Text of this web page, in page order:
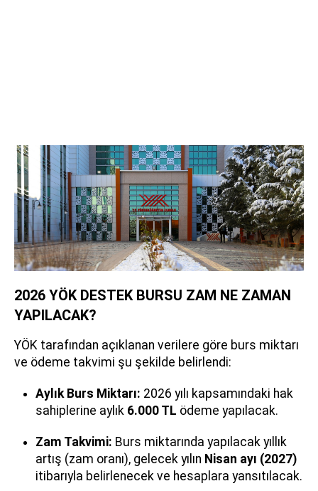
2026 YÖK DESTEK BURSU ZAM NE ZAMAN
YAPILACAK?
YÖK tarafından açıklanan verilere göre burs miktarı
ve ödeme takvimi şu şekilde belirlendi:
Aylık Burs Miktarı: 2026 yılı kapsamındaki hak
sahiplerine aylık 6.000 TL ödeme yapılacak.
Zam Takvimi: Burs miktarında yapılacak yıllık
artış (zam oranı), gelecek yılın Nisan ayı (2027)
itibarıyla belirlenecek ve hesaplara yansıtılacak.